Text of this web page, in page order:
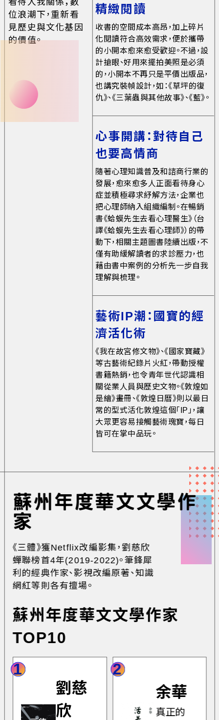
位浪潮下，重新看
見歷史與文化基因
的價值。
精緻閱讀
收書的空間成本高昂，加上碎片
化閱讀符合高效需求，便於攜帶
的小開本愈來愈受歡迎。不過，設
計搶眼、好用來擺拍美照是必須
的，小開本不再只是平價出版品，
也講究裝幀設計，如：《草坪的復
仇》、《三葉蟲與其他故事》、《藍》。
心事開講：對待自己
也要高情商
隨著心理知識普及和諮商行業的
發展，愈來愈多人正面看待身心
症並積極尋求紓解方法，企業也
把心理師納入組織編制。在暢銷
書《蛤蟆先生去看心理醫生》（台
譯《蛤蟆先生去看心理師》）的帶
動下，相關主題圖書陸續出版，不
僅有助緩解讀者的求診壓力，也
藉由書中案例的分析先一步自我
理解與梳理。
藝術IP潮：國寶的經
濟活化術
《我在故宮修文物》、《國家寶藏》
等古藝術紀錄片火紅，帶動授權
書籍熱銷，也令青年世代認識相
關從業人員與歷史文物。《敦煌如
是繪》畫冊、《敦煌日曆》則以最日
常的型式活化敦煌這個「IP」，讓
大眾更容易接觸藝術瑰寶，每日
皆可在掌中品玩。
蘇州年度華文文學作
家
《三體》獲Netflix改編影集，劉慈欣
蟬聯榜首4年(2019-2022)。筆鋒犀
利的經典作家、影視改編原著、知識
網紅等則各有擅場。
蘇州年度華文文學作家
TOP10
1
劉慈
欣
2
余華
真正的